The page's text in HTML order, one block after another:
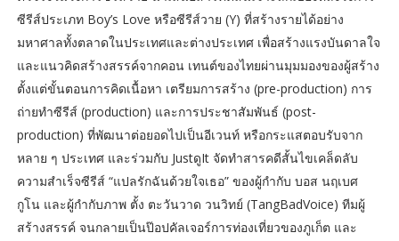
ซีรีส์ประเภท Boy’s Love หรือซีรีส์วาย (Y) ที่สร้างรายได้อย่าง
มหาศาลทั้งตลาดในประเทศและต่างประเทศ เพื่อสร้างแรงบันดาลใจ
และแนวคิดสร้างสรรค์จากคอน เทนต์ของไทยผ่านมุมมองของผู้สร้าง
ตั้งแต่ขั้นตอนการคิดเนื้อหา เตรียมการสร้าง (pre-production) การ
ถ่ายทำซีรีส์ (production) และการประชาสัมพันธ์ (post-
production) ที่พัฒนาต่อยอดไปเป็นอีเวนท์ หรือกระแสตอบรับจาก
หลาย ๆ ประเทศ และร่วมกับ JustดูIt จัดทำสารคดีสั้นไขเคล็ดลับ
ความสำเร็จซีรีส์ “แปลรักฉันด้วยใจเธอ” ของผู้กำกับ บอส นฤเบศ
กูโน และผู้กำกับภาพ ตั้ง ตะวันวาด วนวิทย์ (TangBadVoice) ทีมผู้
สร้างสรรค์ จนกลายเป็นป๊อปคัลเจอร์การท่องเที่ยวของภูเก็ต และ